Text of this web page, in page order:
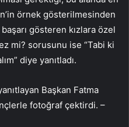
örnek gösterilmesinden
gösteren kızlara özel
mi? sorusunu ise “Tabi ki
diye yanıtladı.
Başkan Fatma
fotoğraf çektirdi. –